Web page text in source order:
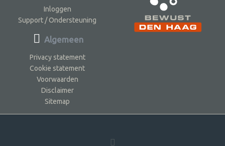
Inloggen
Support / Ondersteuning
Algemeen
Privacy statement
Cookie statement
Voorwaarden
Disclaimer
Sitemap